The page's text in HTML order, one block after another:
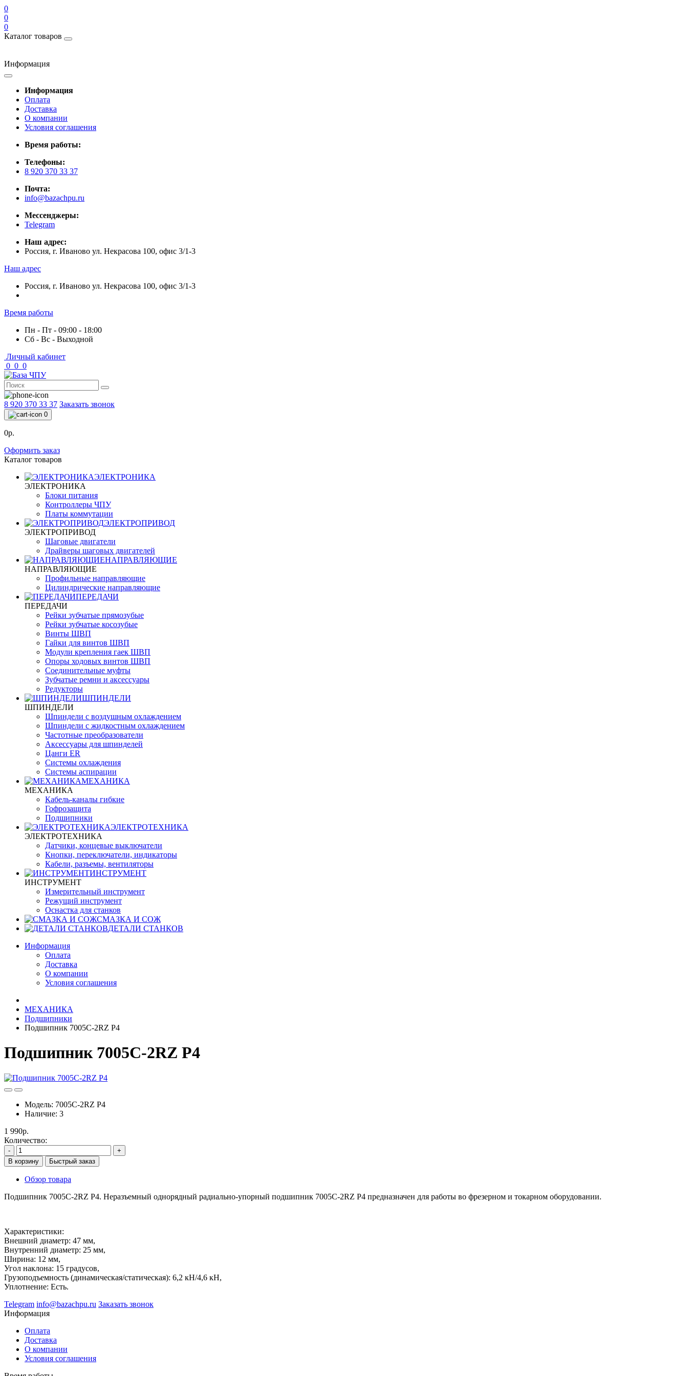
0
0
0
Каталог товаров
Информация
Информация
Оплата
Доставка
О компании
Условия соглашения
Время работы:
Телефоны:
8 920 370 33 37
Почта:
info@bazachpu.ru
Мессенджеры:
Telegram
Наш адрес:
Россия, г. Иваново ул. Некрасова 100, офис 3/1-3
Наш адрес
Россия, г. Иваново ул. Некрасова 100, офис 3/1-3
Время работы
Пн - Пт - 09:00 - 18:00
Сб - Вс - Выходной
Личный кабинет
0 0 0
8 920 370 33 37 Заказать звонок
0
0р.
Оформить заказ
Каталог товаров
ЭЛЕКТРОНИКА
ЭЛЕКТРОНИКА
Блоки питания
Контроллеры ЧПУ
Платы коммутации
ЭЛЕКТРОПРИВОД
ЭЛЕКТРОПРИВОД
Шаговые двигатели
Драйверы шаговых двигателей
НАПРАВЛЯЮЩИЕ
НАПРАВЛЯЮЩИЕ
Профильные направляющие
Цилиндрические направляющие
ПЕРЕДАЧИ
ПЕРЕДАЧИ
Рейки зубчатые прямозубые
Рейки зубчатые косозубые
Винты ШВП
Гайки для винтов ШВП
Модули крепления гаек ШВП
Опоры ходовых винтов ШВП
Соединительные муфты
Зубчатые ремни и аксессуары
Редукторы
ШПИНДЕЛИ
ШПИНДЕЛИ
Шпиндели с воздушным охлаждением
Шпиндели с жидкостным охлаждением
Частотные преобразователи
Аксессуары для шпинделей
Цанги ER
Системы охлаждения
Системы аспирации
МЕХАНИКА
МЕХАНИКА
Кабель-каналы гибкие
Гофрозащита
Подшипники
ЭЛЕКТРОТЕХНИКА
ЭЛЕКТРОТЕХНИКА
Датчики, концевые выключатели
Кнопки, переключатели, индикаторы
Кабели, разъемы, вентиляторы
ИНСТРУМЕНТ
ИНСТРУМЕНТ
Измерительный инструмент
Режущий инструмент
Оснастка для станков
СМАЗКА И СОЖ
ДЕТАЛИ СТАНКОВ
Информация
Оплата
Доставка
О компании
Условия соглашения
МЕХАНИКА
Подшипники
Подшипник 7005C-2RZ P4
Подшипник 7005C-2RZ P4
Модель: 7005C-2RZ P4
Наличие: 3
1 990р.
Количество:
-
+
В корзину
Быстрый заказ
Обзор товара
Подшипник 7005C-2RZ P4. Неразъемный однорядный радиально-упорный подшипник 7005C-2RZ P4 предназначен для работы во фрезерном и токарном оборудовании.
Характеристики:
Внешний диаметр: 47 мм,
Внутренний диаметр: 25 мм,
Ширина: 12 мм,
Угол наклона: 15 градусов,
Грузоподъемность (динамическая/статическая): 6,2 кН/4,6 кН,
Уплотнение: Есть.
Telegram info@bazachpu.ru Заказать звонок
Информация
Оплата
Доставка
О компании
Условия соглашения